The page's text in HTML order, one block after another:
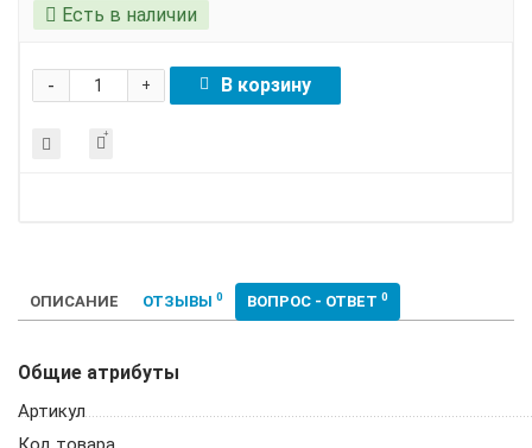
Есть в наличии
+
- В корзину
ОПИСАНИЕ ОТЗЫВЫ 0 ВОПРОС - ОТВЕТ 0
Общие атрибуты
Артикул